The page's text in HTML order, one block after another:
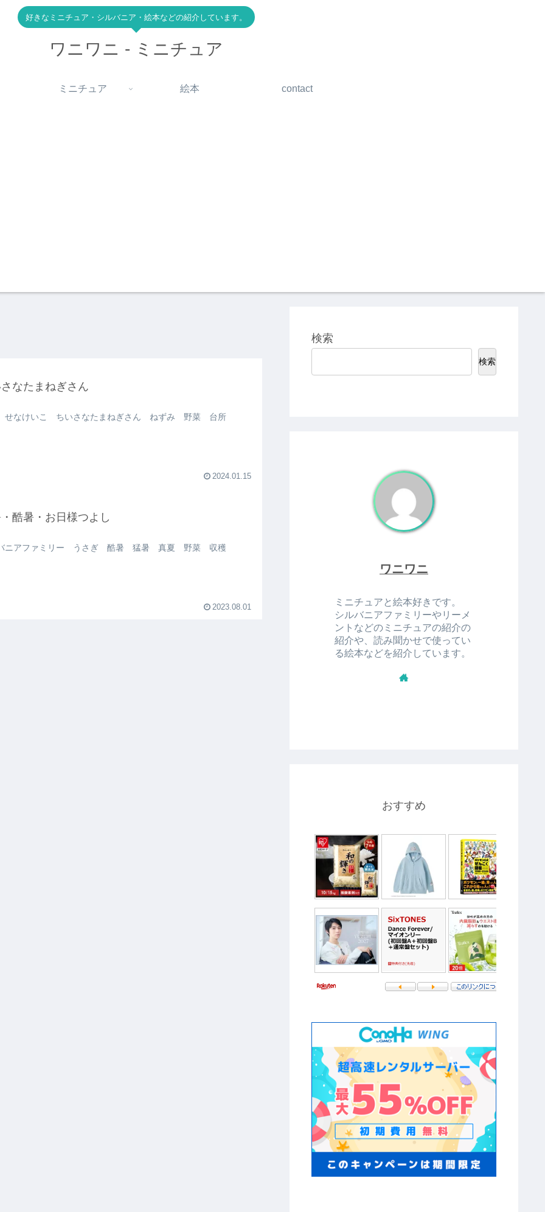
好きなミニチュア・シルバニア・絵本などの紹介しています。
ワニワニ - ミニチュア
ミニチュア 絵本 contact
なたまねぎさん
なけいこ ちいさなたまねぎさん ねずみ 野菜 台所
2024.01.15
酷暑・お日様つよし
ニアファミリー うさぎ 酷暑 猛暑 真夏 野菜 収穫
2023.08.01
検索
検索
ワニワニ
ミニチュアと絵本好きです。
シルバニアファミリーやリーメ
ントなどのミニチュアの紹介の
紹介や、読み聞かせで使ってい
る絵本などを紹介しています。
おすすめ